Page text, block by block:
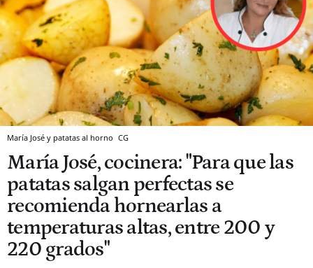
María José y patatas al horno CG
María José, cocinera: "Para que las
patatas salgan perfectas se
recomienda hornearlas a
temperaturas altas, entre 200 y
220 grados"